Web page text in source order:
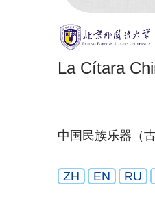
La Cítara
中国民族乐器（
ZH EN RU